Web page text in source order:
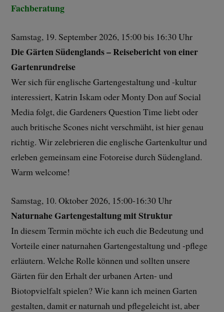
Fachberatung
Samstag, 19. September 2026, 15:00 bis 16:30 Uhr
Die Gärten Südenglands – Reisebericht von einer
Gartenrundreise
Wer sich für englische Gartengestaltung und -kultur
interessiert, Katrin Iskam oder Monty Don auf Social
Media folgt, die Gardeners Question Time liebt oder
auch britische Scones nicht verschmäht, ist hier genau
richtig. Wir zelebrieren die englische Gartenkultur und
erleben gemeinsam eine Fotoreise durch Südengland.
Warm welcome!
Samstag, 10. Oktober 2026, 15:00-16:30 Uhr
Naturnahe Gartengestaltung mit Struktur
In diesem Termin möchte ich euch die Bedeutung und
Vorteile einer naturnahen Gartengestaltung und -pflege
erläutern. Welche Rolle können und sollten unsere
Gärten für den Erhalt der urbanen Arten- und
Biotopvielfalt spielen? Wie kann ich meinen Garten
gestalten, damit er naturnah und pflegeleicht ist, aber